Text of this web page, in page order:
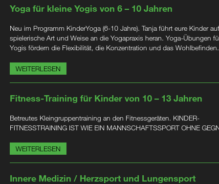
Yoga für kleine Yogis von 6 – 10 Jahren
Neu im Programm KinderYoga (6-10 Jahre). Tanja führt eure Kinder auf
spielerische Art und Weise an die Yogapraxis heran. Yoga-Übungen
Yogis fördern die Flexibilität, die Konzentration und das Wohlbefinden.
WEITERLESEN
Fitness-Training für Kinder von 10 – 13 Jahren
Betreutes Kleingruppentraining an den Fitnessgeräten. KINDER-
FITNESSTRAINING IST WIE EIN MANNSCHAFTSSPORT OHNE
WEITERLESEN
Innere Medizin / Herzsport und Lungensport